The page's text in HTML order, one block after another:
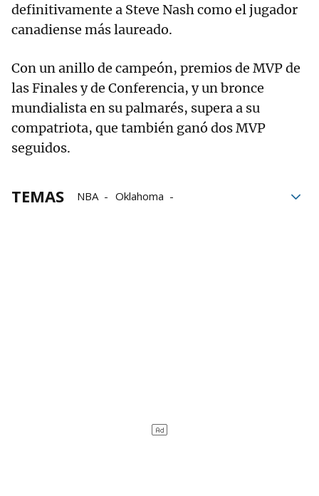
definitivamente a Steve Nash como el jugador
canadiense más laureado.
Con un anillo de campeón, premios de MVP de
las Finales y de Conferencia, y un bronce
mundialista en su palmarés, supera a su
compatriota, que también ganó dos MVP
seguidos.
TEMAS NBA
Oklahoma